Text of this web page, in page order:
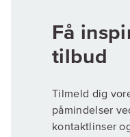
Få
Tilmeld dig
påmindelser
kontaktlinser